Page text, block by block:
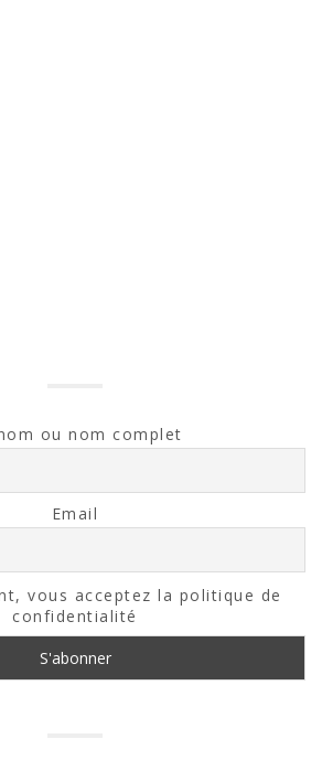
ou nom complet
Email
vous acceptez la politique de
confidentialité